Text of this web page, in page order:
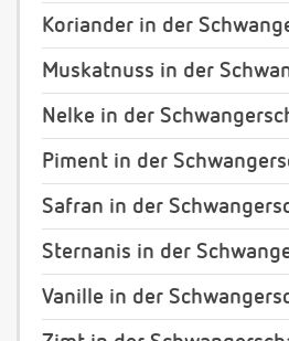
Koriander in der
Muskatnuss in der
Nelke in der
Piment in der
Safran in der
Sternanis in der
Vanille in der